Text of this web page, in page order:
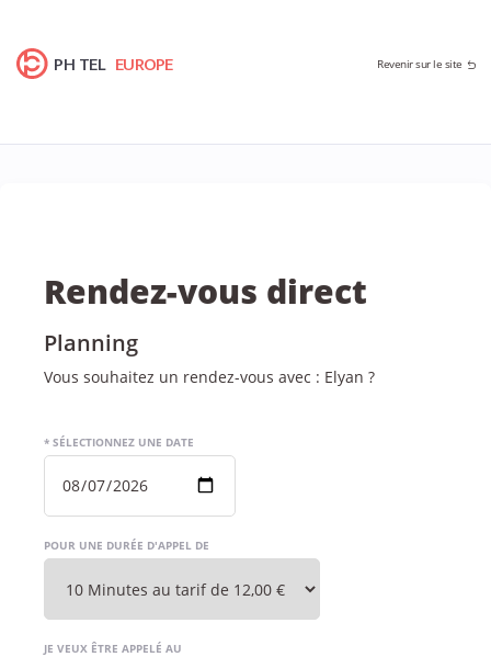
PH TEL EUROPE Revenir sur le site
Rendez-vous direct
Planning
Vous souhaitez un rendez-vous avec : Elyan ?
* SÉLECTIONNEZ UNE DATE
POUR UNE DURÉE D'APPEL DE
JE VEUX ÊTRE APPELÉ AU